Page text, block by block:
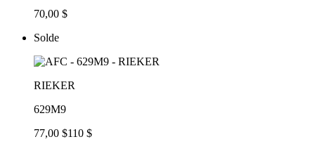
70,00 $
Solde
RIEKER
629M9
77,00 $110 $